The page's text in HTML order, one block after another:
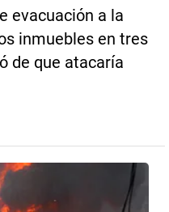
evacuación a la
inmuebles en tres
de que atacaría